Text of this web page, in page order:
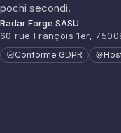
pochi secondi.
Radar Forge SASU
60 rue François 1er,
Conforme GDPR